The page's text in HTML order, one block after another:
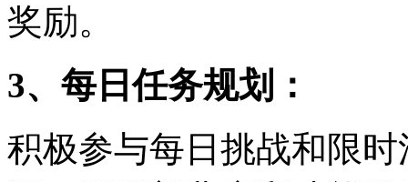
奖励。
3、每日任务规划：
积极参与每日挑战和限